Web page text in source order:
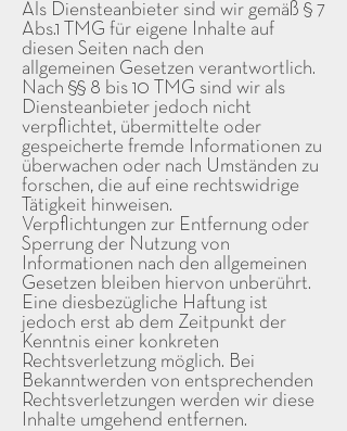
Als Diensteanbieter sind wir gemäß § 7
Abs.1 TMG für eigene Inhalte auf
diesen Seiten nach den
allgemeinen Gesetzen verantwortlich.
Nach §§ 8 bis 10 TMG sind wir als
Diensteanbieter jedoch nicht
verpflichtet, übermittelte oder
gespeicherte fremde Informationen zu
überwachen oder nach Umständen zu
forschen, die auf eine rechtswidrige
Tätigkeit hinweisen.
Verpflichtungen zur Entfernung oder
Sperrung der Nutzung von
Informationen nach den allgemeinen
Gesetzen bleiben hiervon unberührt.
Eine diesbezügliche Haftung ist
jedoch erst ab dem Zeitpunkt der
Kenntnis einer konkreten
Rechtsverletzung möglich. Bei
Bekanntwerden von entsprechenden
Rechtsverletzungen werden wir diese
Inhalte umgehend entfernen.